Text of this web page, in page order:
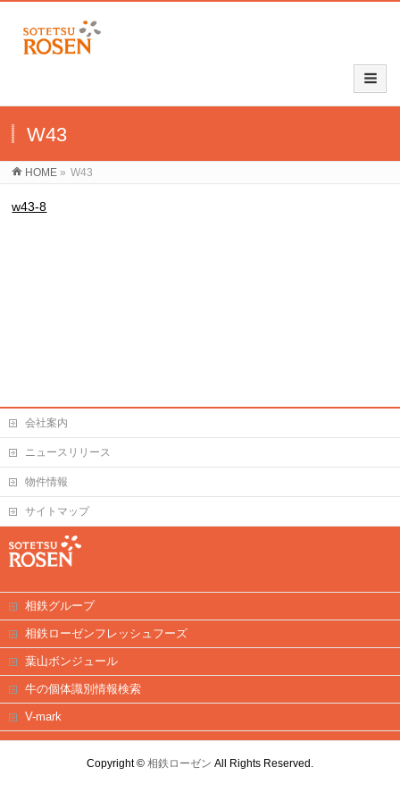
W43
HOME » W43
w43-8
会社案内
ニュースリリース
物件情報
サイトマップ
相鉄グループ
相鉄ローゼンフレッシュフーズ
葉山ボンジュール
牛の個体識別情報検索
V-mark
Copyright © 相鉄ローゼン All Rights Reserved.